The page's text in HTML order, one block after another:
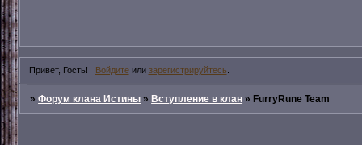
Привет, Гость! Войдитеили зарегистрируйтесь
»Форум клана Истины »Вступление в клан »FurryRune Team